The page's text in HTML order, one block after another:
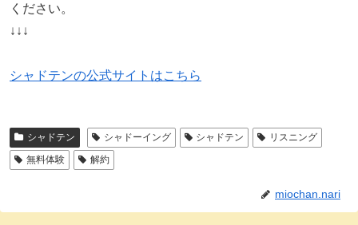
ください。
↓↓↓
シャドテンの公式サイトはこちら
シャドテン シャドーイング シャドテン
リスニング
無料体験
解約
miochan.nari